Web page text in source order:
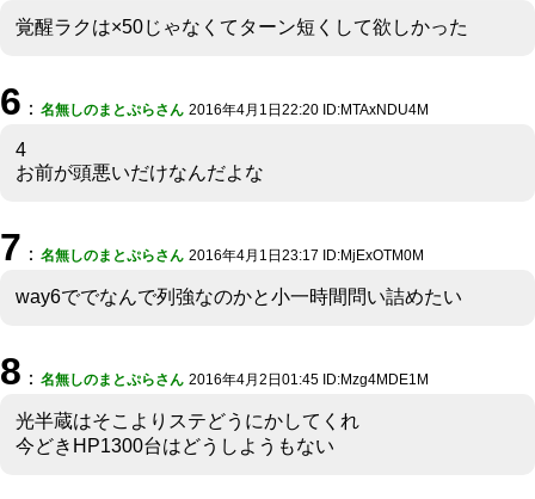
覚醒ラクは×50じゃなくてターン短くして欲しかった
6 ： 名無しのまとぷらさん 2016年4月1日22:20 ID:MTAxNDU4M
4
お前が頭悪いだけなんだよな
7 ： 名無しのまとぷらさん 2016年4月1日23:17 ID:MjExOTM0M
way6ででなんで列強なのかと小一時間問い詰めたい
8 ： 名無しのまとぷらさん 2016年4月2日01:45 ID:Mzg4MDE1M
光半蔵はそこよりステどうにかしてくれ
今どきHP1300台はどうしようもない